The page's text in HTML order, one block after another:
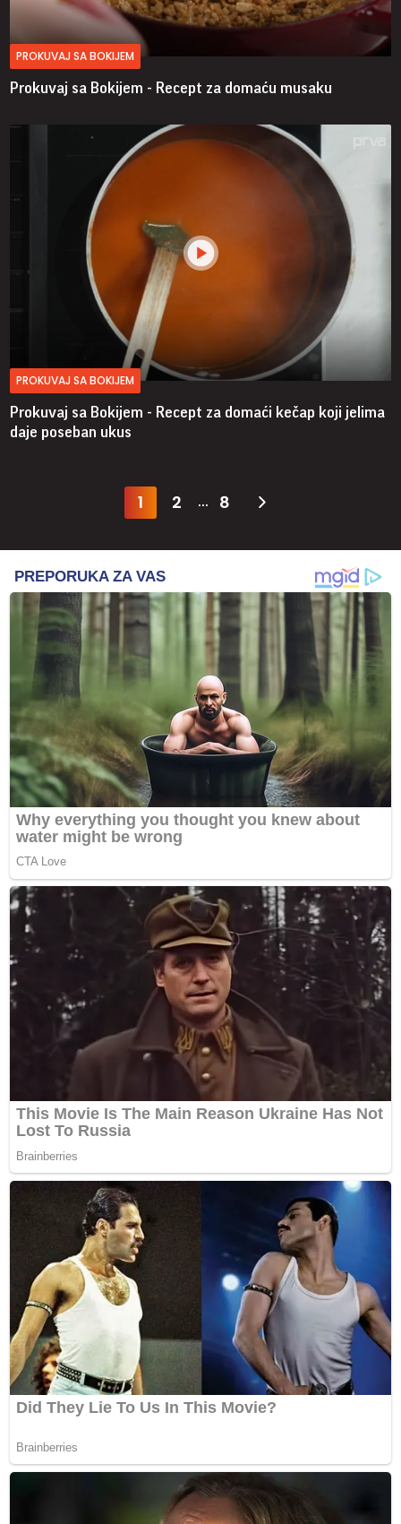
PROKUVAJ SA BOKIJEM
Prokuvaj sa Bokijem - Recept za domaću musaku
PROKUVAJ SA BOKIJEM
Prokuvaj sa Bokijem - Recept za domaći kečap koji jelima
daje poseban ukus
1 2 ... 8